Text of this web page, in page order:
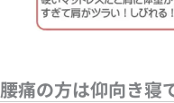
腰痛の方は仰向き寝